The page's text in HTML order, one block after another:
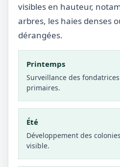
visibles en hauteur,
arbres, les haies denses
dérangées.
Printemps
Surveillance des
primaires.
Été
Développement des
visible.